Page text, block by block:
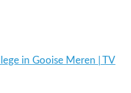
in Gooise Meren | TV